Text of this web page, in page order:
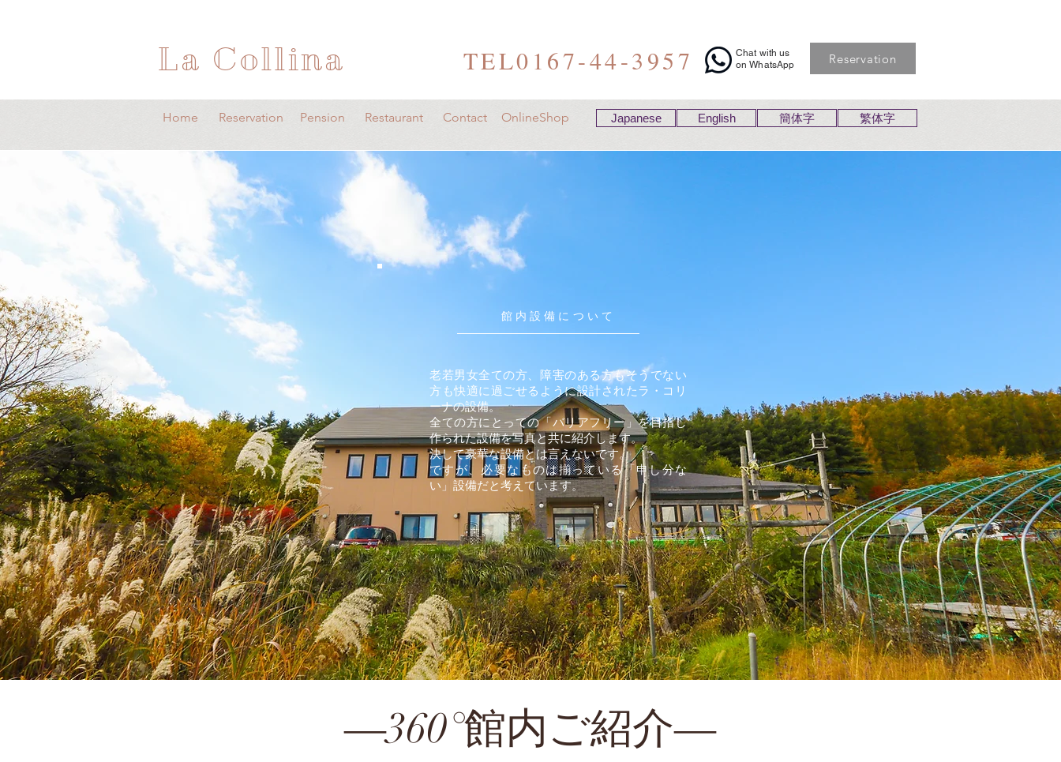
La Collina TEL0167-44-3957 Reservation
Chat with us
on WhatsApp
Home Reservation Pension Restaurant Contact OnlineShop Japanese English 簡体字 繁体字
老若男女全ての方、障害のある方もそうでない
方も快適に過ごせるように設計されたラ・コリ
ーナの設備。
全ての方にとっての「バリアフリー」を目指し
作られた設備を写真と共に紹介します。
決して豪華な設備とは言えないです。
ですが、必要なものは揃っている「申し分な
い」設備だと考えています。
館内設備について
―360°館内ご紹介―